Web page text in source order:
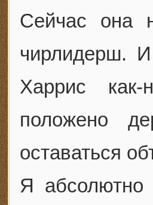
Сейчас она
чирлидерш. И
Харрис
положено
оставаться
Я абсолютно